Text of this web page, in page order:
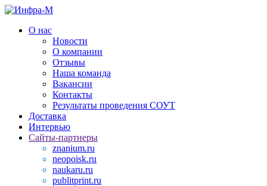
О нас
Новости
О компании
Отзывы
Наша команда
Вакансии
Контакты
Результаты проведения СОУТ
Доставка
Интервью
Сайты-партнеры
znanium.ru
neopoisk.ru
naukaru.ru
publitprint.ru